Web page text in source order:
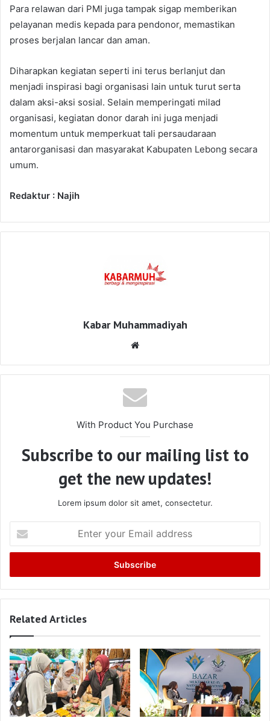
Para relawan dari PMI juga tampak sigap memberikan
pelayanan medis kepada para pendonor, memastikan
proses berjalan lancar dan aman.
Diharapkan kegiatan seperti ini terus berlanjut dan
menjadi inspirasi bagi organisasi lain untuk turut serta
dalam aksi-aksi sosial. Selain memperingati milad
organisasi, kegiatan donor darah ini juga menjadi
momentum untuk memperkuat tali persaudaraan
antarorganisasi dan masyarakat Kabupaten Lebong secara
umum.
Redaktur : Najih
Kabar Muhammadiyah
With Product You Purchase
Subscribe to our mailing list to
get the new updates!
Lorem ipsum dolor sit amet, consectetur.
your
Email
Related Articles